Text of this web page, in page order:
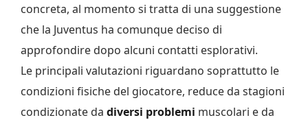
concreta, al momento si tratta di una suggestione
che la Juventus ha comunque deciso di
approfondire dopo alcuni contatti esplorativi.
Le principali valutazioni riguardano soprattutto le
condizioni fisiche del giocatore, reduce da stagioni
condizionate da diversi problemi muscolari e da